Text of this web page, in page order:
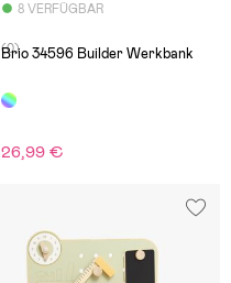
8 VERFÜGBAR
(0)
Brio 34596 Builder Werkbank
26,99 €